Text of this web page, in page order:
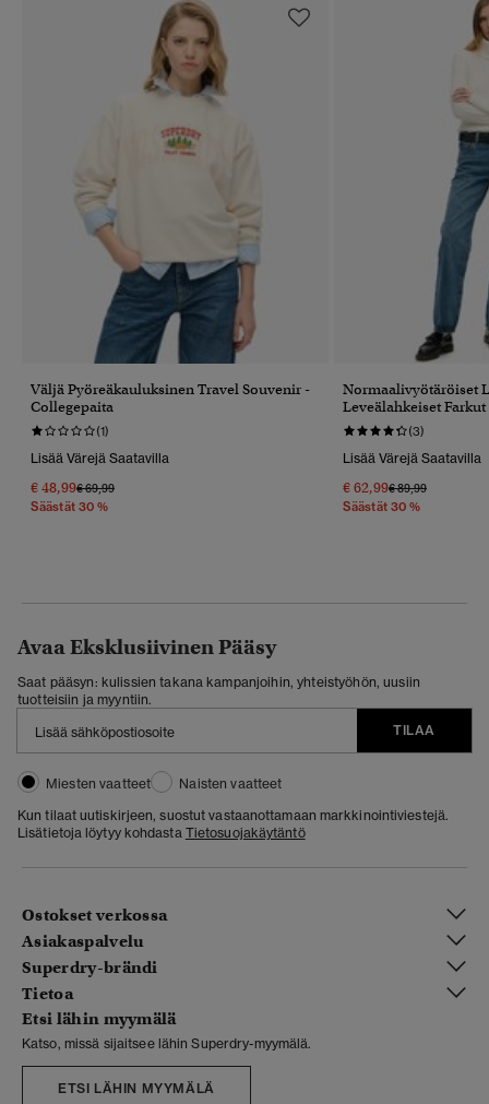
Väljä Pyöreäkauluksinen Travel Souvenir -
Collegepaita
(1)
Lisää Värejä Saatavilla
€ 48,99Hinta Alennettu Hinnasta
€ 69,99Hintaan
Säästät 30 %
Normaalivyötäröiset
Leveälahkeiset Farkut
(3)
Lisää Värejä Saatavilla
€ 62,99Hinta Alennettu
€ 89,99Hintaan
Säästät 30 %
Avaa Eksklusiivinen Pääsy
Saat pääsyn: kulissien takana kampanjoihin, yhteistyöhön, uusiin
tuotteisiin ja myyntiin.
TILAA
Miesten vaatteet
Naisten vaatteet
Kun tilaat uutiskirjeen, suostut vastaanottamaan markkinointiviestejä.
Lisätietoja löytyy kohdasta Tietosuojakäytäntö
Ostokset verkossa
Asiakaspalvelu
Superdry-brändi
Tietoa
Etsi lähin myymälä
Katso, missä sijaitsee lähin Superdry-myymälä.
ETSI LÄHIN MYYMÄLÄ